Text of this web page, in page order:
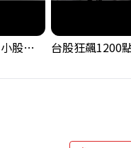
【該小心】中小股派對結束 ? 關鍵訊號都指向...